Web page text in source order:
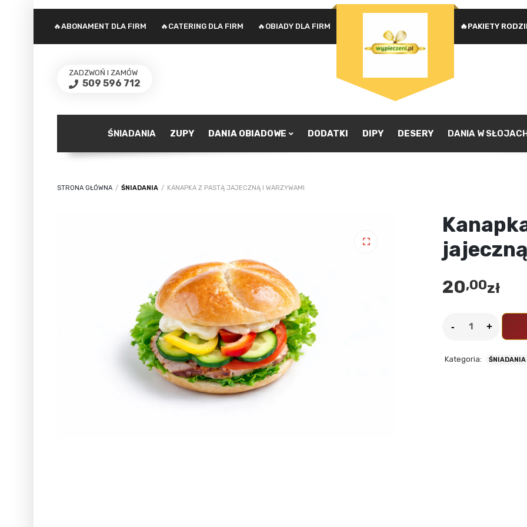
🔥PAKIETY
🔥ABONAMENT DLA FIRM 🔥CATERING DLA FIRM 🔥OBIADY DLA FIRM
ZADZWOŃ I ZAMÓW
509 596 712
ZALOGUJ SIĘ
Nie pamiętasz hasła?
ŚNIADANIA ZUPY DANIA OBIADOWE DODATKI DIPY DESERY DANIA W
STRONA GŁÓWNA / ŚNIADANIA / KANAPKA Z PASTĄ JAJECZNĄ I WARZYWAMI
20,00zł
Kategoria: ŚNIADANIA